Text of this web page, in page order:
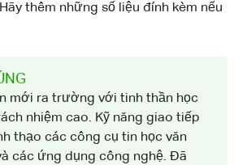
thêm những số liệu đính kèm nếu
mới ra trường với tinh thần học
nhiệm cao. Kỹ năng giao tiếp
thạo các công cụ tin học văn
các ứng dụng công nghệ. Đã